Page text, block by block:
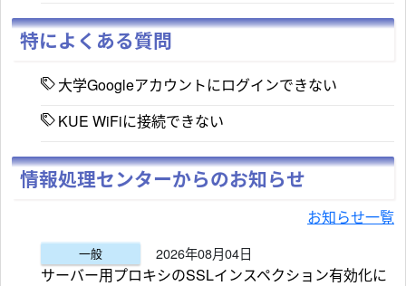
特によくある質問
大学Googleアカウントにログインできない
KUE WiFiに接続できない
情報処理センターからのお知らせ
お知らせ一覧
一般 2026年08月04日
サーバー用プロキシのSSLインスペクション有効化に